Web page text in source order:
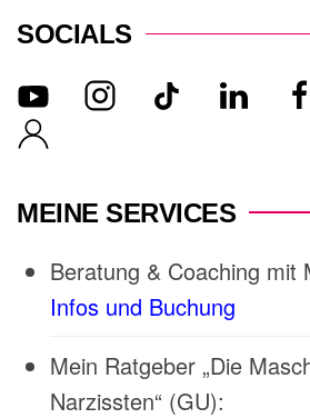
SOCIALS
MEINE SERVICES
Beratung & Coaching mit
Infos und Buchung
Mein Ratgeber „Die
Narzissten“ (GU):